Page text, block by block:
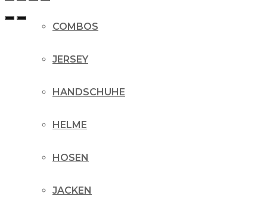
COMBOS
JERSEY
HANDSCHUHE
HELME
HOSEN
JACKEN